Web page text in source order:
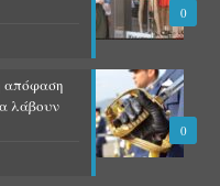
0
0
απόφαση
λάβουν